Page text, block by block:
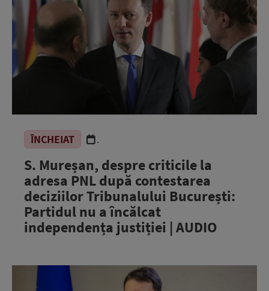
ÎNCHEIAT .
S. Mureșan, despre criticile la
adresa PNL după contestarea
deciziilor Tribunalului București:
Partidul nu a încălcat
independența justiției | AUDIO
PODCAST
ASCULTĂ
LIVE